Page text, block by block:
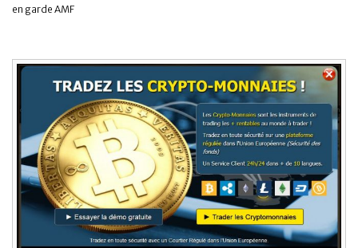
en garde AMF